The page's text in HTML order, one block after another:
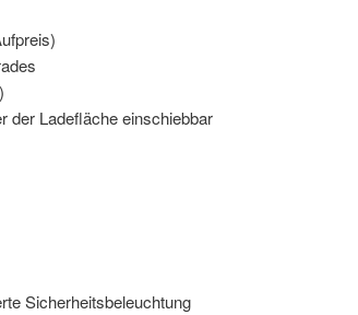
der Ladefläche einschiebbar
Sicherheitsbeleuchtung